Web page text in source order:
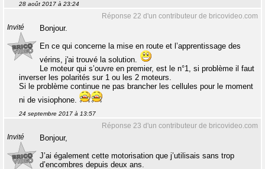
28 août 2017 à 23:24
Réponse 22 d'un contributeur de bricovideo.com
Invité
Bonjour.
En ce qui concerne la mise en route et l’apprentissage des
vérins, j'ai trouvé la solution.
Le moteur qui s’ouvre en premier, est le n°1, si problème il faut
inverser les polarités sur 1 ou les 2 moteurs.
Si le problème continue ne pas brancher les cellules pour le moment
ni de visiophone.
24 septembre 2017 à 13:57
Réponse 23 d'un contributeur de bricovideo.com
Invité
Bonjour,
J’ai également cette motorisation que j’utilisais sans trop
d’encombres depuis deux ans.